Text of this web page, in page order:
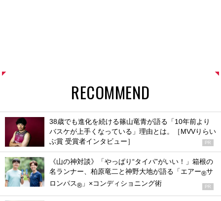
RECOMMEND
38歳でも進化を続ける篠山竜青が語る「10年前より
バスケが上手くなっている」理由とは。［MVVりらい
ぶ賞 受賞者インタビュー］
PR
《山の神対談》「やっぱり“タイパ”がいい！」箱根の
名ランナー、柏原竜二と神野大地が語る「エアー®サ
ロンパス® 」×コンディショニング術 PR